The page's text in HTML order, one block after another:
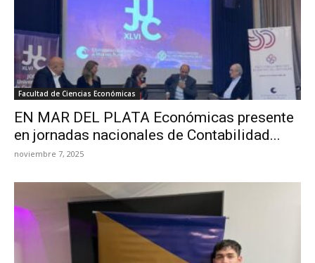
Facultad de Ciencias Económicas
EN MAR DEL PLATA Económicas presente
en jornadas nacionales de Contabilidad...
noviembre 7, 2025